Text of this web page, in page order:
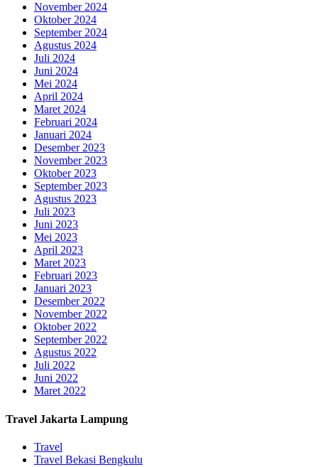
November 2024
Oktober 2024
September 2024
Agustus 2024
Juli 2024
Juni 2024
Mei 2024
April 2024
Maret 2024
Februari 2024
Januari 2024
Desember 2023
November 2023
Oktober 2023
September 2023
Agustus 2023
Juli 2023
Juni 2023
Mei 2023
April 2023
Maret 2023
Februari 2023
Januari 2023
Desember 2022
November 2022
Oktober 2022
September 2022
Agustus 2022
Juli 2022
Juni 2022
Maret 2022
Travel Jakarta Lampung
Travel
Travel Bekasi Bengkulu